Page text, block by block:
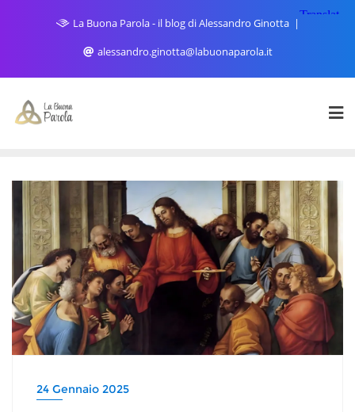
La Buona Parola - il blog di Alessandro Ginotta
alessandro.ginotta@labuonaparola.it
24 Gennaio 2025